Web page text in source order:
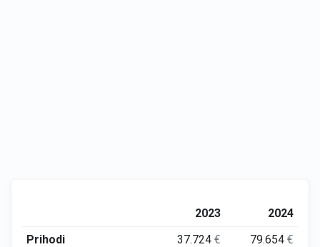
2023
2024
Prihodi
37.724€ 79.654€